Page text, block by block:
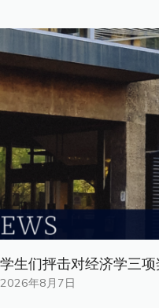
学生们抨击对经济学三
2026年8月7日